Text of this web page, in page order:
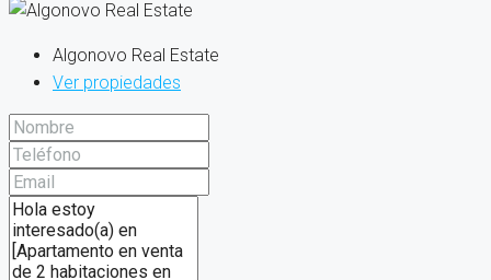
Algonovo Real Estate
Ver propiedades